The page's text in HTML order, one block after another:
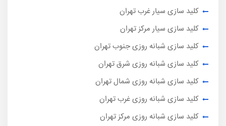
کلید سازی سیار غرب تهران
کلید سازی سیار مرکز تهران
کلید سازی شبانه روزی جنوب تهران
کلید سازی شبانه روزی شرق تهران
کلید سازی شبانه روزی شمال تهران
کلید سازی شبانه روزی غرب تهران
کلید سازی شبانه روزی مرکز تهران